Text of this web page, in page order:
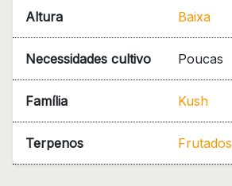
Altura Baixa
Necessidades cultivo Poucas
Família Kush
Terpenos Frutados